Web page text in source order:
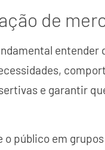
de
entender
e garantir
o público em